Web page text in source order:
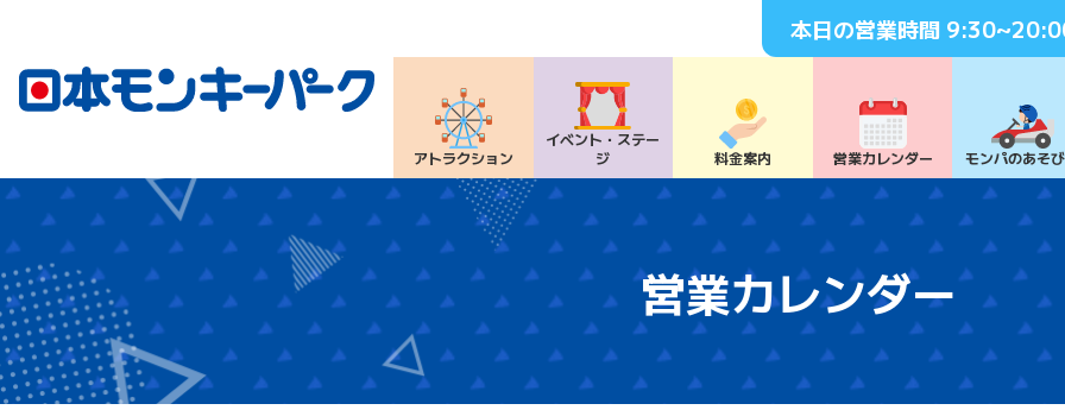
本日の営業時間
アトラクション
イベント・ ステー
ジ
料⾦案内 営業カレンダー モンパのあそ
営業カレンダー